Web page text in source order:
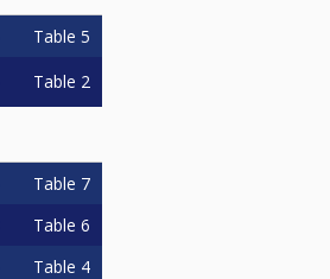
Table 5
Table 2
Table 7
Table 6
Table 4